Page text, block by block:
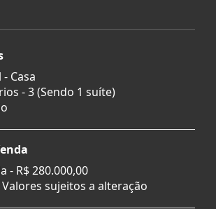
Casa
- 3 (Sendo 1 suíte)
- R$ 280.000,00
sujeitos a alteração